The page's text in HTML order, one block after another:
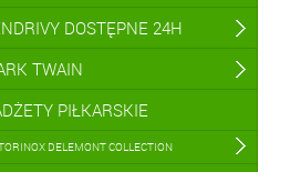
DOSTĘPNE 24H
TWAIN
PIŁKARSKIE
DELEMONT COLLECTION